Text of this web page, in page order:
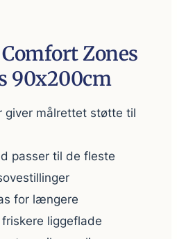
Zones
90x200cm
giver målrettet støtte til
passer til de fleste
for længere
liggeflade